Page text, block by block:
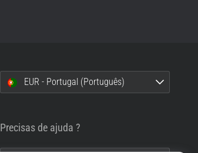
EUR - Portugal (Português)
Precisas de ajuda ?